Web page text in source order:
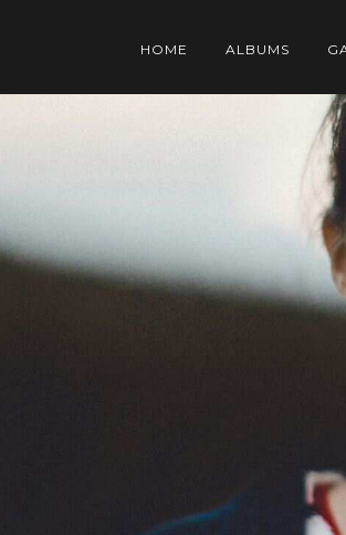
HOME ALBUMS